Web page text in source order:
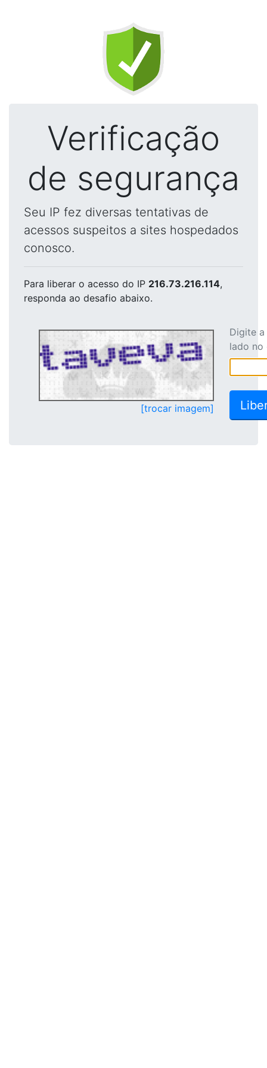
Verificação
de segurança
Seu IP fez diversas tentativas de
acessos suspeitos a sites hospedados
conosco.
Para liberar o acesso do IP 216.73.216.114,
responda ao desafio abaixo.
[trocar imagem]
Digite
lado no